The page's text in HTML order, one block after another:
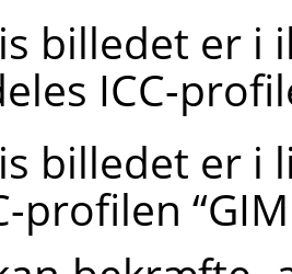
billedet er i
ICC-
billedet er i
profilen